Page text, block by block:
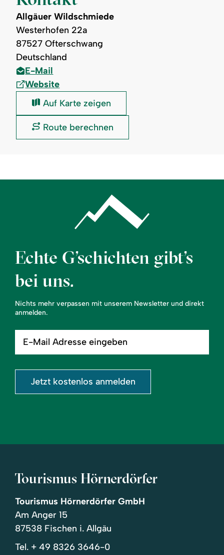
Allgäuer Wildschmiede
Westerhofen 22a
87527 Ofterschwang
Deutschland
E-Mail
Website
Allgäuer
Wildschmiede:
Auf Karte zeigen
Allgäuer
Route berechnen
Echte G’schichten gibt’s
bei uns.
Nichts mehr verpassen mit unserem Newsletter und direkt
anmelden.
Mail
eingeben
Jetzt kostenlos anmelden
Tourismus Hörnerdörfer
Tourismus Hörnerdörfer GmbH
Am Anger 15
87538 Fischen i. Allgäu
Tel. + 49 8326 3646-0